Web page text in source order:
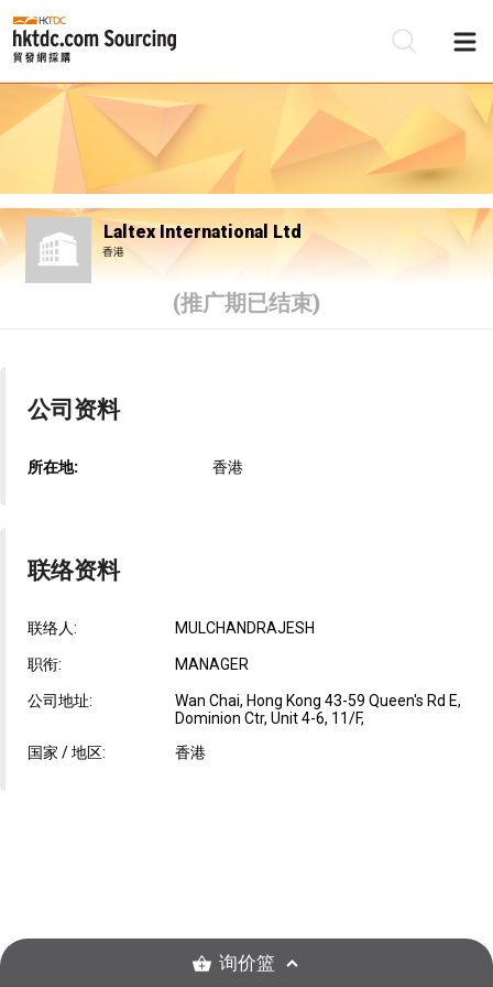
Laltex International Ltd
香港
(推广期已结束)
公司资料
所在地: 香港
联络资料
联络人: MULCHANDRAJESH
职衔: MANAGER
公司地址:
Wan Chai, Hong Kong 43-59 Queen's Rd E,
Dominion Ctr, Unit 4-6, 11/F,
国家 / 地区:
香港
询价篮